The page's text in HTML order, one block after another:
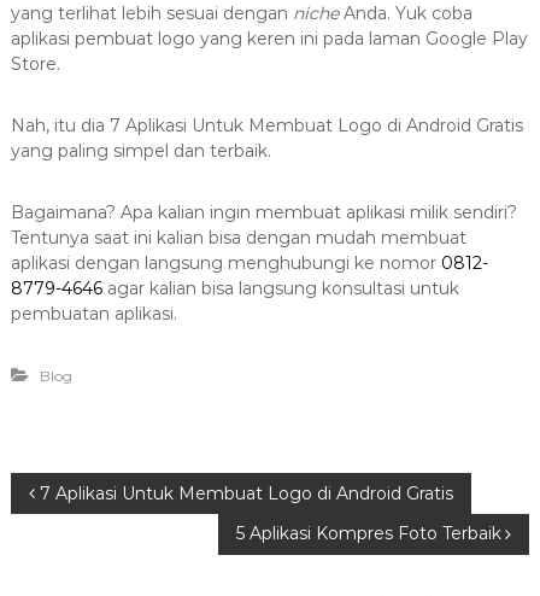
yang terlihat lebih sesuai dengan nicheAnda. Yuk coba
aplikasi pembuat logo yang keren ini pada laman Google Play
Store.
Nah, itu dia 7 Aplikasi Untuk Membuat Logo di Android Gratis
yang paling simpel dan terbaik.
Bagaimana? Apa kalian ingin membuat aplikasi milik sendiri?
Tentunya saat ini kalian bisa dengan mudah membuat
aplikasi dengan langsung menghubungi ke nomor 0812-
8779-4646agar kalian bisa langsung konsultasi untuk
pembuatan aplikasi.
Blog
P 7 Aplikasi Untuk Membuat Logo di Android Gratis
5 Aplikasi Kompres Foto Terbaik